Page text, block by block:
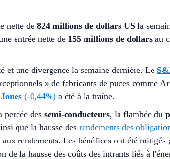
nette de 824 millions de dollars US la
entrée nette de 155 millions de dollars au
et une divergence la semaine dernière. Le
» de fabricants de puces comme
(-0,44%) a été à la traîne.
percée des semi-conducteurs, la flambée du
que la hausse des rendements des
rendements. Les bénéfices ont été
de la hausse des coûts des intrants liés à